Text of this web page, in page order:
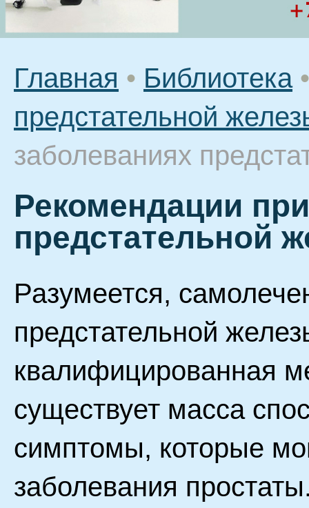
Главная • Библиотека •
предстательной
заболеваниях
Рекомендации
предстательной
Разумеется,
предстательной
квалифицированная
существует масса
симптомы, которые
заболевания